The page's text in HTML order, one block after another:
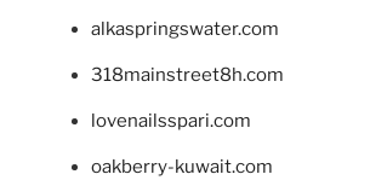
alkaspringswater.com
318mainstreet8h.com
lovenailsspari.com
oakberry-kuwait.com